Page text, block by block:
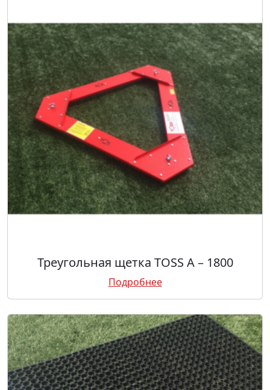
Треугольная щетка TOSS А – 1800
Подробнее